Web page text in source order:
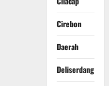
Cirebon
Daerah
Deliserdang